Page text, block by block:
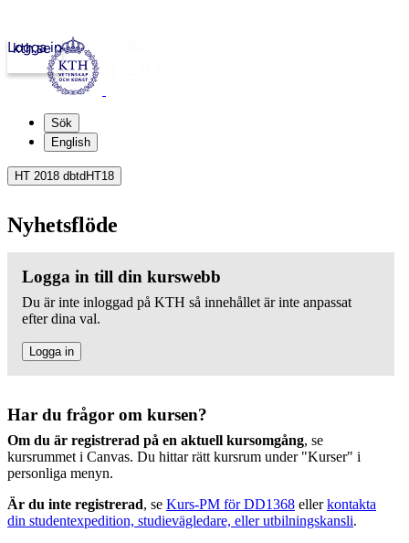
kth.se
Logga in
Sök
English
HT 2018 dbtdHT18
Nyhetsflöde
Logga in till din kurswebb
Du är inte inloggad på KTH så innehållet är inte anpassat
efter dina val.
Logga in
Har du frågor om kursen?
Om du är registrerad på en aktuell kursomgång, se
kursrummet i Canvas. Du hittar rätt kursrum under "Kurser" i
personliga menyn.
Är du inte registrerad, se Kurs-PM för DD1368 ellerkontakta
din studentexpedition, studievägledare, eller utbilningskansli.